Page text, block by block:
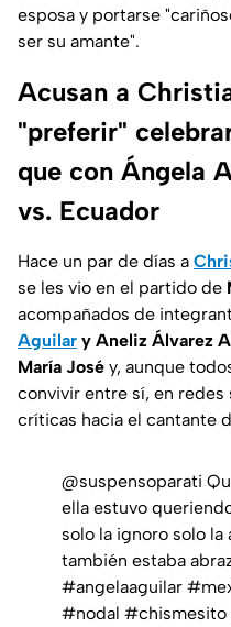
esposa y portarse
ser su amante".
Acusan a
"preferir"
que con Ángela
vs. Ecuador
Hace un par de días a
se les vio en el partido de
acompañados de
Aguilar y Aneliz Álvarez
María José y, aunque
convivir entre sí, en
críticas hacia el cantante
@suspensoparati
ella estuvo
solo la ignoro solo
también estaba
#angelaaguilar
#nodal #chismesito